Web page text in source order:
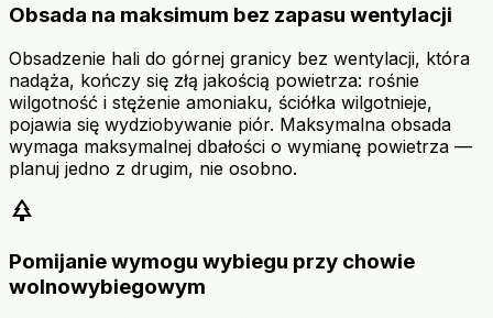
Obsada na maksimum bez zapasu wentylacji
Obsadzenie hali do górnej granicy bez wentylacji, która
nadąża, kończy się złą jakością powietrza: rośnie
wilgotność i stężenie amoniaku, ściółka wilgotnieje,
pojawia się wydziobywanie piór. Maksymalna obsada
wymaga maksymalnej dbałości o wymianę powietrza —
planuj jedno z drugim, nie osobno.
park
Pomijanie wymogu wybiegu przy chowie
wolnowybiegowym